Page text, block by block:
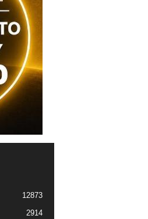
12873
2914